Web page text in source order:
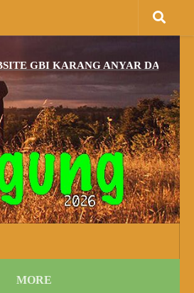
KARANG ANYAR DAN BAGI
MORE